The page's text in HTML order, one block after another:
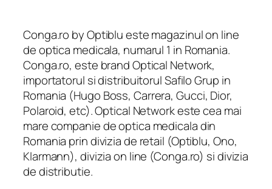
Conga.ro by Optiblu este magazinul on line
de optica medicala, numarul 1 in Romania.
Conga.ro, este brand Optical Network,
importatorul si distribuitorul Safilo Grup in
Romania (Hugo Boss, Carrera, Gucci, Dior,
Polaroid, etc). Optical Network este cea mai
mare companie de optica medicala din
Romania prin divizia de retail (Optiblu, Ono,
Klarmann), divizia on line (Conga.ro) si divizia
de distributie.